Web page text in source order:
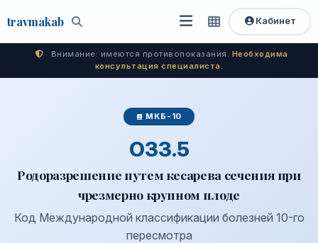
travmakab Поиск
Открыть
меню
Быстрый
доступ
Кабинет
Внимание: имеются противопоказания. Необходима
консультация специалиста.
МКБ-10
O33.5
Родоразрешение путем кесарева сечения при
чрезмерно крупном плоде
Код Международной классификации болезней 10-го
пересмотра